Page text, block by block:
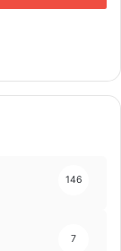
146
7